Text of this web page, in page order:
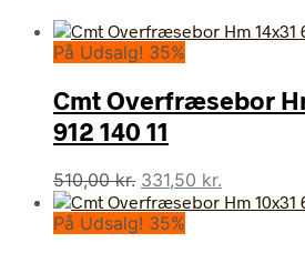
På Udsalg! 35%
Cmt Overfræsebor
912 140 11
510,00kr. Den
oprindelige
pris
331,50 kr.
aktuelle
På Udsalg! 35%